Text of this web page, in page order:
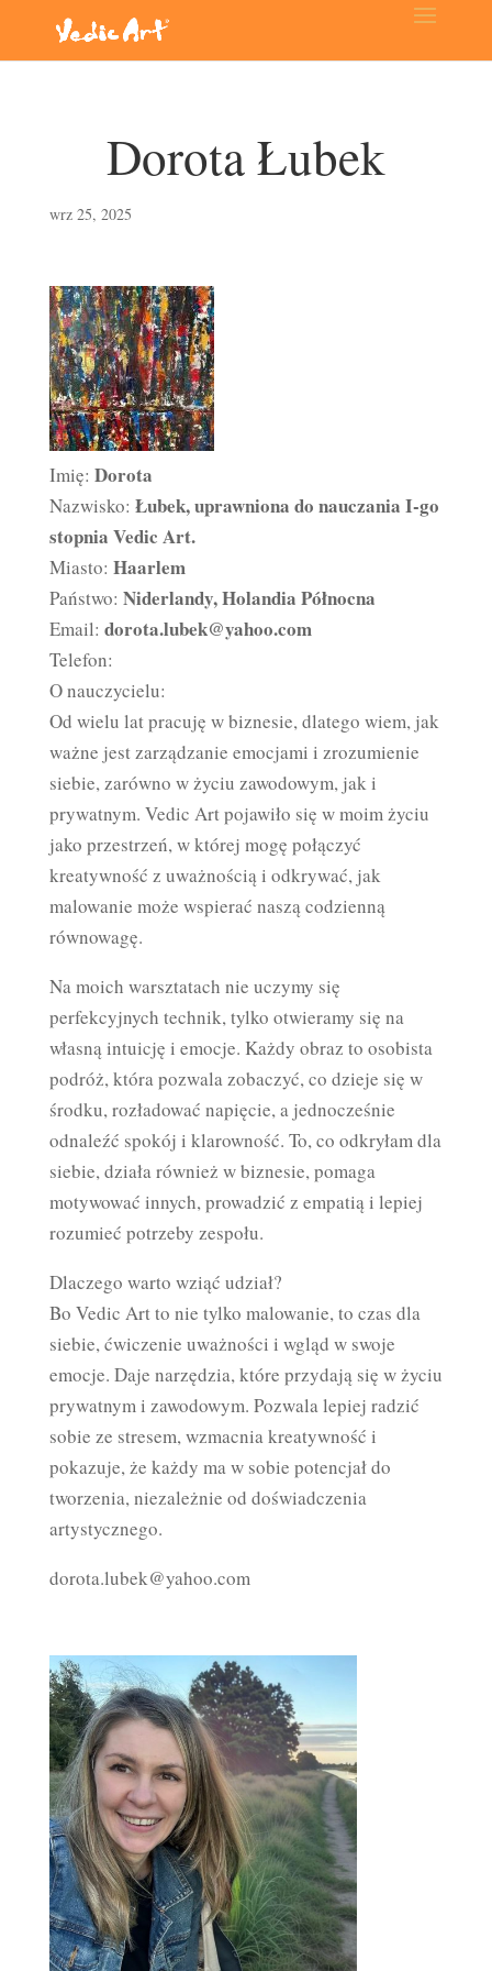
Dorota Łubek
wrz 25, 2025
Imię: Dorota
Nazwisko: Łubek, uprawniona do nauczania I-go
stopnia Vedic Art.
Miasto: Haarlem
Państwo: Niderlandy, Holandia Północna
Email: dorota.lubek@yahoo.com
Telefon:
O nauczycielu:
Od wielu lat pracuję w biznesie, dlatego wiem, jak
ważne jest zarządzanie emocjami i zrozumienie
siebie, zarówno w życiu zawodowym, jak i
prywatnym. Vedic Art pojawiło się w moim życiu
jako przestrzeń, w której mogę połączyć
kreatywność z uważnością i odkrywać, jak
malowanie może wspierać naszą codzienną
równowagę.
Na moich warsztatach nie uczymy się
perfekcyjnych technik, tylko otwieramy się na
własną intuicję i emocje. Każdy obraz to osobista
podróż, która pozwala zobaczyć, co dzieje się w
środku, rozładować napięcie, a jednocześnie
odnaleźć spokój i klarowność. To, co odkryłam dla
siebie, działa również w biznesie, pomaga
motywować innych, prowadzić z empatią i lepiej
rozumieć potrzeby zespołu.
Dlaczego warto wziąć udział?
Bo Vedic Art to nie tylko malowanie, to czas dla
siebie, ćwiczenie uważności i wgląd w swoje
emocje. Daje narzędzia, które przydają się w życiu
prywatnym i zawodowym. Pozwala lepiej radzić
sobie ze stresem, wzmacnia kreatywność i
pokazuje, że każdy ma w sobie potencjał do
tworzenia, niezależnie od doświadczenia
artystycznego.
dorota.lubek@yahoo.com